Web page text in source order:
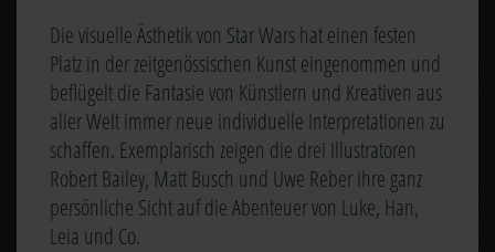
Die visuelle Ästhetik von Star Wars hat einen festen
Platz in der zeitgenössischen Kunst eingenommen und
beflügelt die Fantasie von Künstlern und Kreativen aus
aller Welt immer neue individuelle Interpretationen zu
schaffen. Exemplarisch zeigen die drei Illustratoren
Robert Bailey, Matt Busch und Uwe Reber ihre ganz
persönliche Sicht auf die Abenteuer von Luke, Han,
Leia und Co.